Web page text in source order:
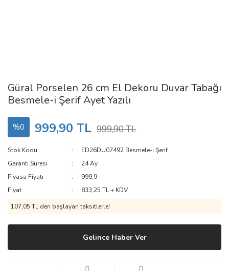
Güral Porselen 26 cm El Dekoru Duvar Tabağı
Besmele-i Şerif Ayet Yazılı
%0 999,90 TL 999,90 TL
Stok Kodu
ED26DU07492 Besmele-i Şerif
Garanti Süresi
24 Ay
Piyasa Fiyatı
999.9
Fiyat
833,25 TL + KDV
107,05 TL den başlayan taksitlerle!
Gelince Haber Ver